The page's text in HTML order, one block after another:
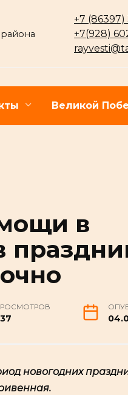
+7 (86397)
+7(928)
Великой
в
новогодних